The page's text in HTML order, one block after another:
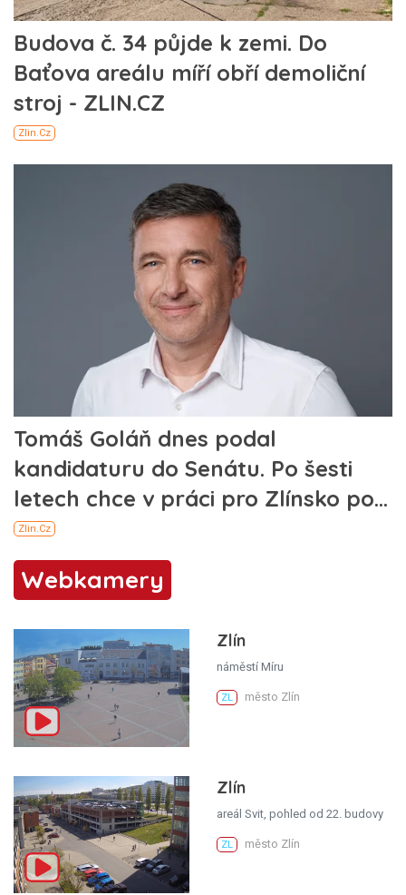
Webkamery
Zlín
náměstí Míru
ZL město Zlín
Zlín
areál Svit, pohled od 22. budovy
ZL město Zlín